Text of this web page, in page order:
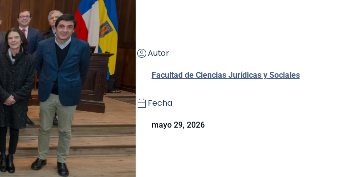
Autor
Facultad de Ciencias Jurídicas y Sociales
Fecha
mayo 29, 2026